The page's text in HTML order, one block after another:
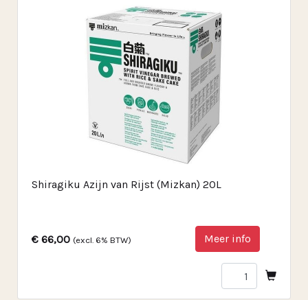
Shiragiku Azijn van Rijst (Mizkan) 20L
€ 66,00 (excl. 6% BTW) Meer info